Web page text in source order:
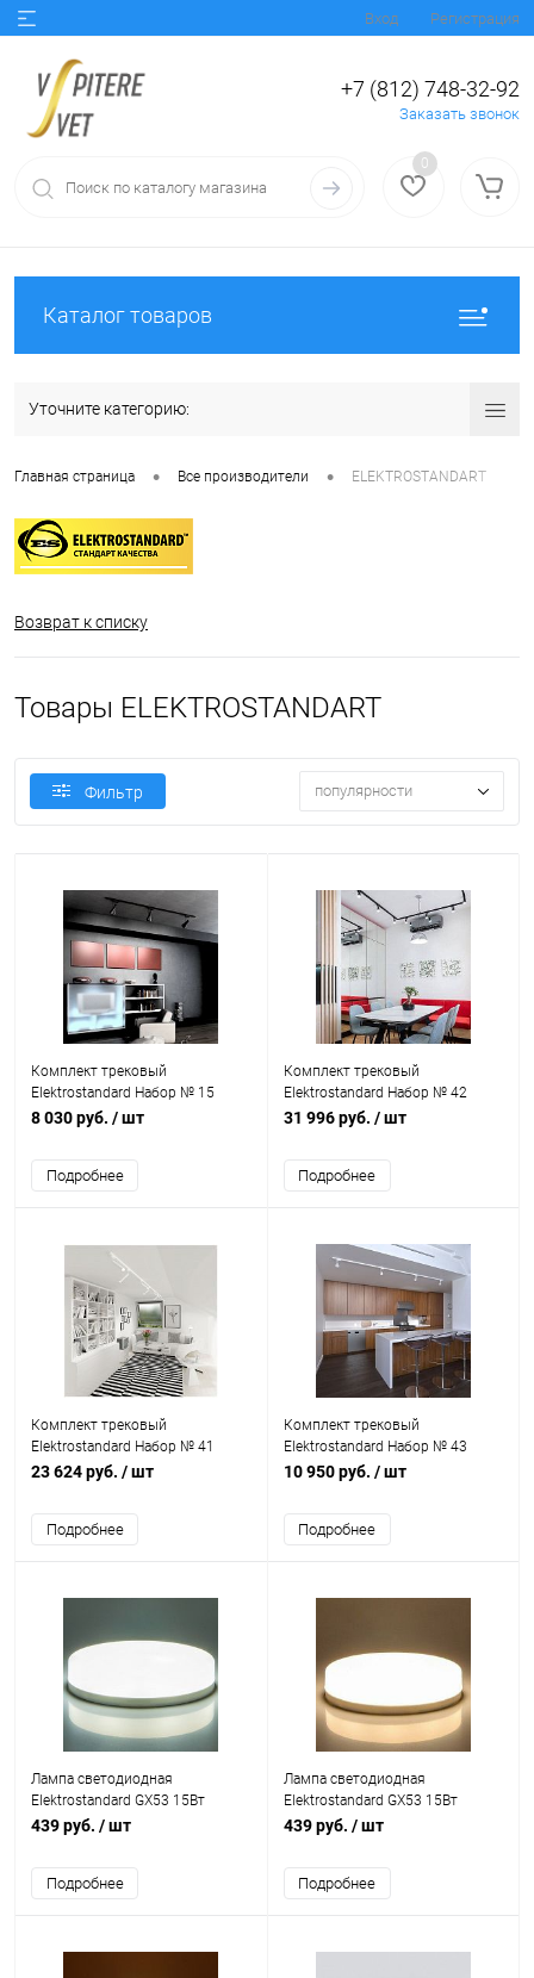
Вход Регистрация
+7 (812) 748-32-92
Заказать звонок
0
Каталог товаров
Уточните категорию:
Главная страница • Все производители • ELEKTROSTANDART
Возврат к списку
Товары ELEKTROSTANDART
Фильтр популярности
Комплект трековый
Elektrostandard Набор № 15
8 030 руб. / шт
Подробнее
Комплект трековый
Elektrostandard Набор № 42
31 996 руб. / шт
Подробнее
Комплект трековый
Elektrostandard Набор № 41
23 624 руб. / шт
Подробнее
Комплект трековый
Elektrostandard Набор № 43
10 950 руб. / шт
Подробнее
Лампа светодиодная
Elektrostandard GX53 15Вт
6500K GX53 LED PC 15W 6500K
439 руб. / шт
Подробнее
Лампа светодиодная
Elektrostandard GX53 15Вт
4200K GX53 LED PC 15W 4200K
439 руб. / шт
Подробнее